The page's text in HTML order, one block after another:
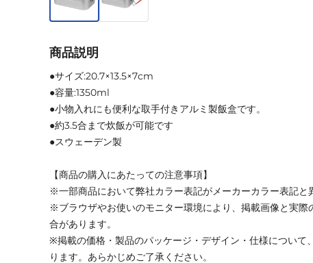
商品説明
●サイズ:20.7×13.5×7cm
●容量:1350ml
●小物入れにも便利な取手付きアルミ製飯盒です。
●約3.5合まで炊飯が可能です
●スウェーデン製
【商品の購入にあたっての注意事項】
※一部商品において弊社カラー表記がメーカーカラー表記と
※ブラウザやお使いのモニター環境により、掲載画像と実際
合があります。
※掲載の価格・製品のパッケージ・デザイン・仕様について
ります。あらかじめご了承ください。